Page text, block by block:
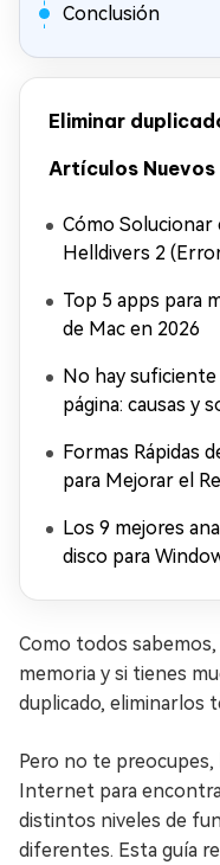
Conclusión
Eliminar
Artículos Nuevos
Cómo Solucionar
Helldivers 2
Top 5 apps para
de Mac en 2026
No hay
página: causas y
Formas Rápidas
para Mejorar el
Los 9 mejores
disco para
Como todos
memoria y si tienes
duplicado, eliminarlos
Pero no te
Internet para
distintos niveles de
diferentes. Esta guía